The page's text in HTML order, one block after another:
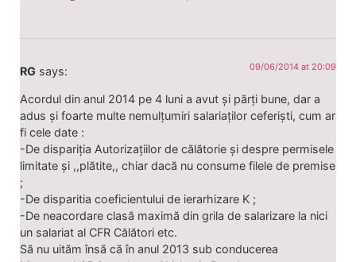
RG says: 09/06/2014 at 20:09
Acordul din anul 2014 pe 4 luni a avut și părți bune, dar a
adus și foarte multe nemulțumiri salariaților ceferiști, cum ar
fi cele date :
-De dispariția Autorizațiilor de călătorie și despre permisele
limitate și ,,plătite,, chiar dacă nu consume filele de premise
;
-De disparitia coeficientului de ierarhizare K ;
-De neacordare clasă maximă din grila de salarizare la nici
un salariat al CFR Călători etc.
Să nu uităm însă că în anul 2013 sub conducerea